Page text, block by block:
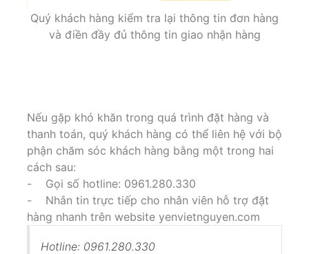
Quý khách hàng kiểm tra lại thông tin đơn hàng
và điền đầy đủ thông tin giao nhận hàng
Nếu gặp khó khăn trong quá trình đặt hàng và
thanh toán, quý khách hàng có thể liên hệ với bộ
phận chăm sóc khách hàng bằng một trong hai
cách sau:
- Gọi số hotline: 0961.280.330
- Nhắn tin trực tiếp cho nhân viên hỗ trợ đặt
hàng nhanh trên website yenvietnguyen.com
Hotline: 0961.280.330